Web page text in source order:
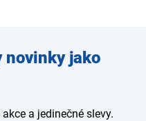
novinky jako
a jedinečné slevy.